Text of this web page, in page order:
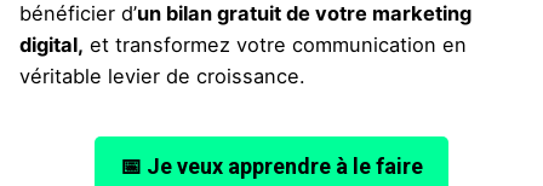
bénéficier d’un bilan gratuit de votre marketing
digital, et transformez votre communication en
véritable levier de croissance.
📅 Je veux apprendre à le faire